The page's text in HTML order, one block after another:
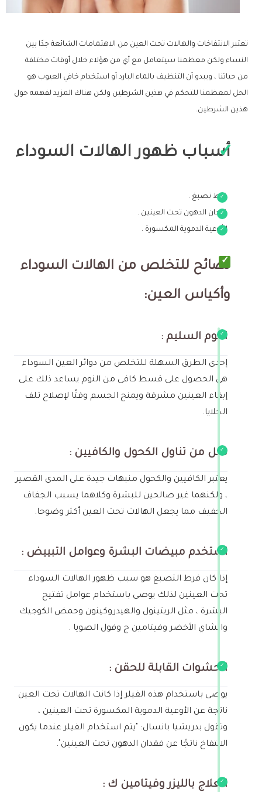
تعتبر الانتفاخات والهالات تحت العين من الاهتمامات الشائعة جدًا بين
النساء ولكن معظمنا سيتعامل مع أي من هؤلاء خلال أوقات مختلفة
من حياتنا ، ويبدو أن التنظيف بالماء البارد أو استخدام خافي العيوب هو
الحل لمعظمنا للتحكم في هذين الشرطين ولكن هناك المزيد لفهمه حول
هذين الشرطين.
أسباب ظهور الهالات السوداء
فرط تصبغ .
فقدان الدهون تحت العينين .
الأوعية الدموية المكسورة .
نصائح للتخلص من الهالات السوداء
وأكياس العين:
النوم السليم :
إحدى الطرق السهلة للتخلص من دوائر العين السوداء
هي الحصول على قسط كافى من النوم يساعد ذلك على
إبقاء العينين مشرقة ويمنح الجسم وقتًا لإصلاح تلف
الخلايا.
قلل من تناول الكحول والكافيين :
يعتبر الكافيين والكحول منبهات جيدة على المدى القصير
، ولكنهما غير صالحين للبشرة وكلاهما يسبب الجفاف
الخفيف مما يجعل الهالات تحت العين أكثر وضوحا.
استخدم مبيضات البشرة وعوامل التبييض :
إذا كان فرط التصبغ هو سبب ظهور الهالات السوداء
تحت العينين لذلك يوصى باستخدام عوامل تفتيح
البشرة ، مثل الريتينول والهيدروكينون وحمض الكوجيك
والشاي الأخضر وفيتامين ج وفول الصويا .
الحشوات القابلة للحقن :
يوصى باستخدام هذه الفيلر إذا كانت الهالات تحت العين
ناتجة عن الأوعية الدموية المكسورة تحت العينين ،
وتقول بدريشيا بانسال: "يتم استخدام الفيلر عندما يكون
الانتفاخ ناتجًا عن فقدان الدهون تحت العينين".
العلاج بالليزر وفيتامين ك :